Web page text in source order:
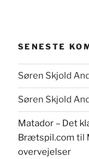
SENESTE
Søren Skjold
Søren Skjold
Matador – Det
Brætspil.com til
overvejelser